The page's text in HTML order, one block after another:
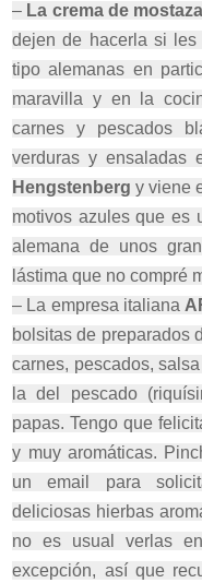
– La crema de
dejen de hacerla si
tipo alemanas en
maravilla y en la
carnes y pescados
verduras y ensaladas
Hengstenberg y viene
motivos azules que es
alemana de unos
lástima que no compré
– La empresa italiana
bolsitas de preparados
carnes, pescados,
la del pescado
papas. Tengo que
y muy aromáticas.
un email para
deliciosas hierbas
no es usual verlas
excepción, así que